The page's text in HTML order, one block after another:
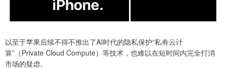
以至于苹果后续不得不推出了AI时代的隐私保护“私有云计
算”（Private Cloud Compute）等技术，也难以在短时间内完全打消
市场的疑虑。